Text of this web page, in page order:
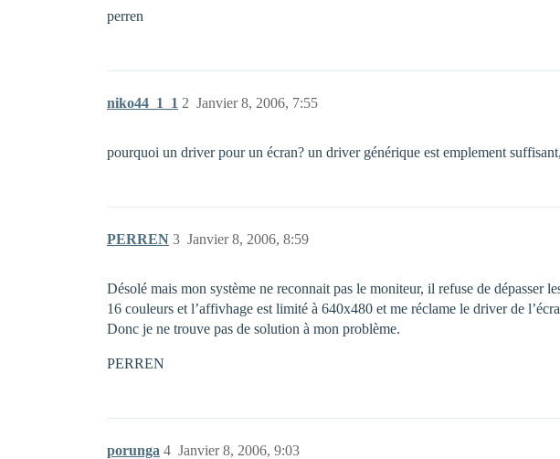
perren
niko44_1_1 Janvier 8, 2006, 7:55
2
pourquoi un driver pour un écran? un driver générique est emplement
PERREN Janvier 8, 2006, 8:59
3
Désolé mais mon système ne reconnait pas le moniteur, il refuse de dépasser
16 couleurs et l’affivhage est limité à 640x480 et me réclame le driver de
Donc je ne trouve pas de solution à mon problème.
PERREN
porunga Janvier 8, 2006, 9:03
4